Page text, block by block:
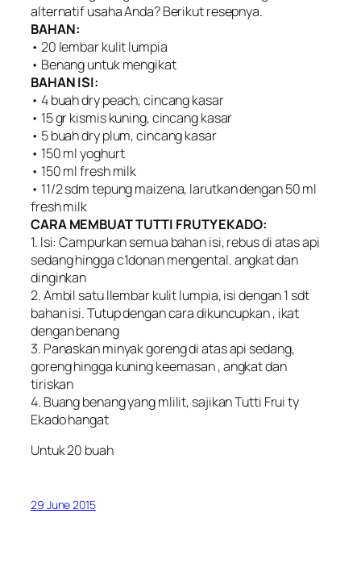
alternatif usaha Anda? Berikut resepnya.
BAHAN:
• 20 lembar kulit lumpia
• Benang untuk mengikat
BAHAN ISI:
• 4 buah dry peach, cincang kasar
• 15 gr kismis kuning, cincang kasar
• 5 buah dry plum, cincang kasar
• 150 ml yoghurt
• 150 ml fresh milk
• 11/2 sdm tepung maizena, larutkan dengan 50 ml
fresh milk
CARA MEMBUAT TUTTI FRUTY EKADO:
1. lsi: Campurkan semua bahan isi, rebus di atas api
sedang hingga c1donan mengental. angkat dan
dinginkan
2. Ambil satu llembar kulit lumpia, isi dengan 1 sdt
bahan isi. Tutup dengan cara dikuncupkan , ikat
dengan benang
3. Panaskan minyak goreng di atas api sedang,
goreng hingga kuning keemasan , angkat dan
tiriskan
4. Buang benang yang mlilit, sajikan Tutti Frui ty
Ekado hangat
Untuk 20 buah
29 June 2015